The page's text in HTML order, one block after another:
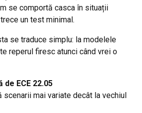
se comportă casca în situații
un test minimal.
se traduce simplu: la modelele
reperul firesc atunci când vrei o
ECE 22.05
scenarii mai variate decât la vechiul